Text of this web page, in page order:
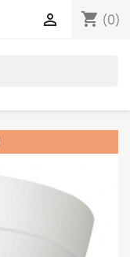
shopping_cart (0)
